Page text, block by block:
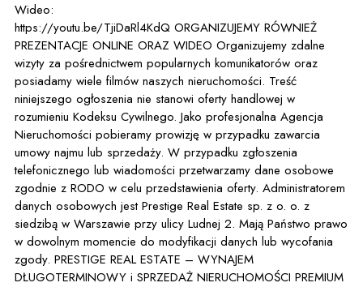
Wideo:
https://youtu.be/TjiDaRl4KdQ ORGANIZUJEMY RÓWNIEŻ
PREZENTACJE ONLINE ORAZ WIDEO Organizujemy zdalne
wizyty za pośrednictwem popularnych komunikatorów oraz
posiadamy wiele filmów naszych nieruchomości. Treść
niniejszego ogłoszenia nie stanowi oferty handlowej w
rozumieniu Kodeksu Cywilnego. Jako profesjonalna Agencja
Nieruchomości pobieramy prowizję w przypadku zawarcia
umowy najmu lub sprzedaży. W przypadku zgłoszenia
telefonicznego lub wiadomości przetwarzamy dane osobowe
zgodnie z RODO w celu przedstawienia oferty. Administratorem
danych osobowych jest Prestige Real Estate sp. z o. o. z
siedzibą w Warszawie przy ulicy Ludnej 2. Mają Państwo prawo
w dowolnym momencie do modyfikacji danych lub wycofania
zgody. PRESTIGE REAL ESTATE – WYNAJEM
DŁUGOTERMINOWY i SPRZEDAŻ NIERUCHOMOŚCI PREMIUM